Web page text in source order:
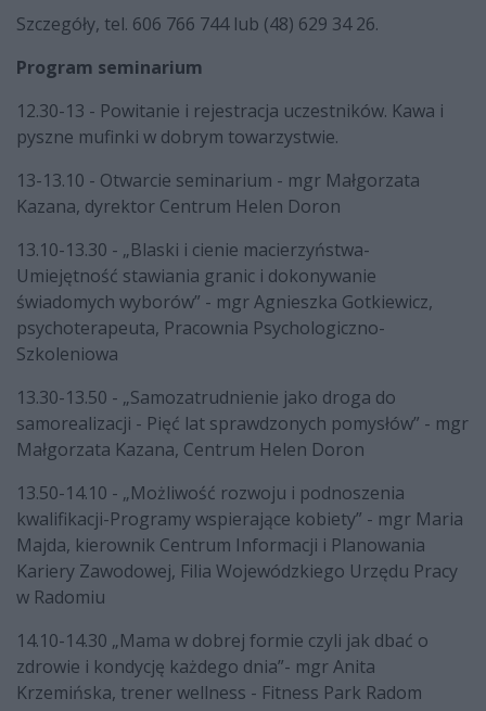
Szczegóły, tel. 606 766 744 lub (48) 629 34 26.
Program seminarium
12.30-13 - Powitanie i rejestracja uczestników. Kawa i
pyszne mufinki w dobrym towarzystwie.
13-13.10 - Otwarcie seminarium - mgr Małgorzata
Kazana, dyrektor Centrum Helen Doron
13.10-13.30 - „Blaski i cienie macierzyństwa-
Umiejętność stawiania granic i dokonywanie
świadomych wyborów” - mgr Agnieszka Gotkiewicz,
psychoterapeuta, Pracownia Psychologiczno-
Szkoleniowa
13.30-13.50 - „Samozatrudnienie jako droga do
samorealizacji - Pięć lat sprawdzonych pomysłów” - mgr
Małgorzata Kazana, Centrum Helen Doron
13.50-14.10 - „Możliwość rozwoju i podnoszenia
kwalifikacji-Programy wspierające kobiety” - mgr Maria
Majda, kierownik Centrum Informacji i Planowania
Kariery Zawodowej, Filia Wojewódzkiego Urzędu Pracy
w Radomiu
14.10-14.30 „Mama w dobrej formie czyli jak dbać o
zdrowie i kondycję każdego dnia”- mgr Anita
Krzemińska, trener wellness - Fitness Park Radom